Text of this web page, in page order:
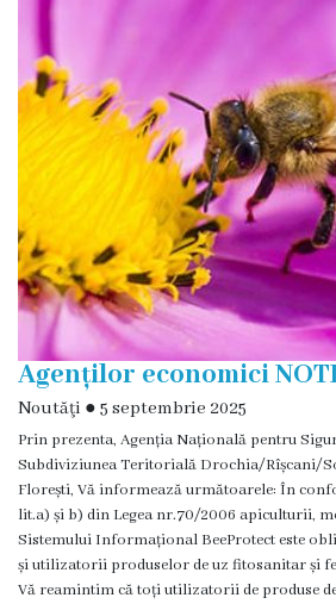
Prezentare
generală
Simbolurile
oraşului
(Stema-
drapelul
or.
Floreşti)
Aşezare
geografică
Istoria
Floreşti
Agenților economici
Noutăţi ● 5 septembrie 2025
Prin prezenta, Agenția Națională pentru
Subdiviziunea Teritorială Drochia/Rîșcani/
Florești, Vă informează următoarele: În
lit.a) și b) din Legea nr.70/2006 apiculturii,
Sistemului Informațional BeeProtect este
și utilizatorii produselor de uz fitosanitar și
Vă reamintim că toți utilizatorii de produse